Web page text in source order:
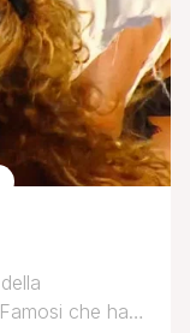
che ha